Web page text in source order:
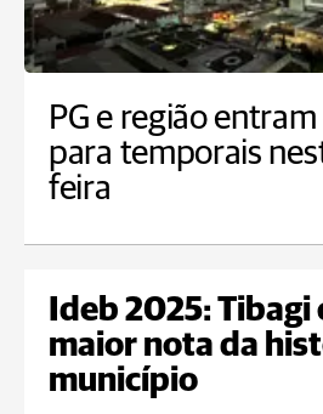
PG e região
para temporais
feira
Ideb 2025:
maior nota da
município